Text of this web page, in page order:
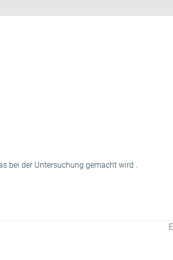
bei der Untersuchung gemacht wird .